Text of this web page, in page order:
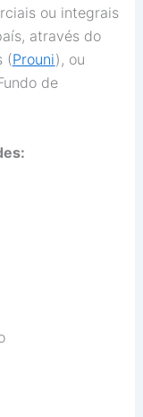
ou integrais
através do
(Prouni), ou
de